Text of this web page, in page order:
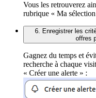
Vous les retrouverez
rubrique « Ma
6. Enregistrer les
offres
Gagnez du temps et
recherche à chaque
« Créer une alerte » :